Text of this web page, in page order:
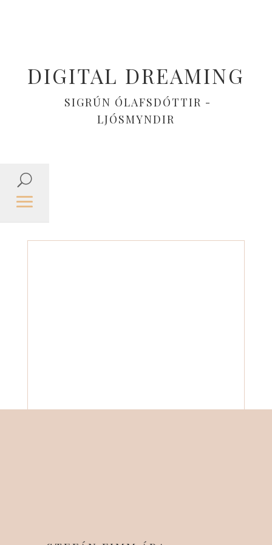
DIGITAL DREAMING
SIGRÚN ÓLAFSDÓTTIR -
LJÓSMYNDIR